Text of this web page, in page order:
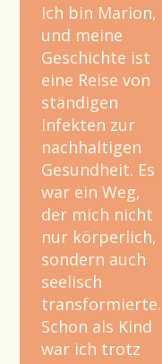
Ich bin Marion,
und meine
Geschichte ist
eine Reise von
ständigen
Infekten zur
nachhaltigen
Gesundheit. Es
war ein Weg,
der mich nicht
nur körperlich,
sondern auch
seelisch
transformierte.
Schon als Kind
war ich trotz